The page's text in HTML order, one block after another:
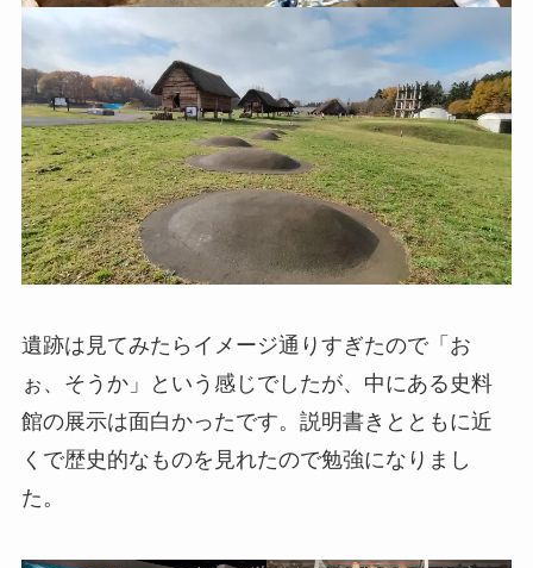
遺跡は見てみたらイメージ通りすぎたので「お
ぉ、そうか」という感じでしたが、中にある史料
館の展示は面白かったです。説明書きとともに近
くで歴史的なものを見れたので勉強になりまし
た。